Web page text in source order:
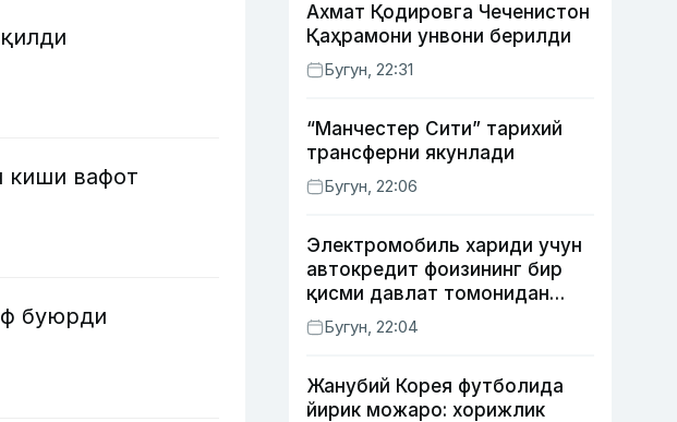
киши вафот
буюрди
Ахмат Қодировга Чеченистон
Қаҳрамони унвони берилди
Бугун, 22:31
“Манчестер Сити” тарихий
трансферни якунлади
Бугун, 22:06
Электромобиль хариди учун
автокредит фоизининг бир
қисми давлат томонидан
қоплаб берилиши мумкин
Бугун, 22:04
Жанубий Корея футболида
йирик можаро: хорижлик